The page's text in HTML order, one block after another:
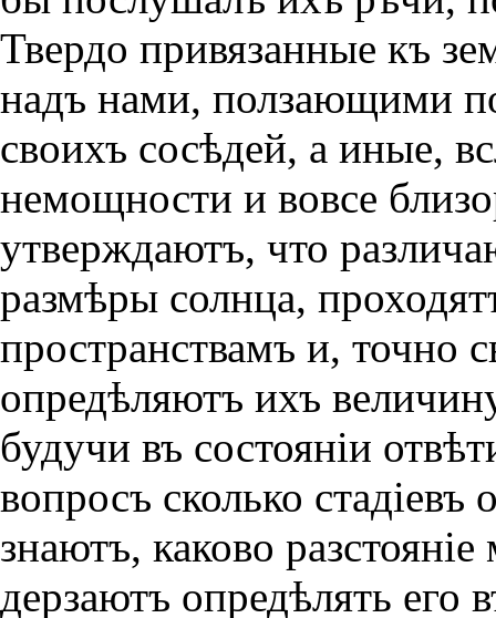
Твердо привязанные къ
надъ нами, ползающими
своихъ сосѣдей, а иные,
немощности и вовсе
утверждаютъ, что
размѣры солнца,
пространствамъ и, точно
опредѣляютъ ихъ
будучи въ состоянiи
вопросъ сколько
знаютъ, каково
дерзаютъ опредѣлять его